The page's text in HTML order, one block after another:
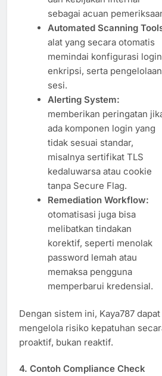
sebagai acuan
Automated Scanning
alat yang secara otomatis
memindai konfigurasi
enkripsi, serta pengelolaan
sesi.
Alerting System:
memberikan peringatan
ada komponen login yang
tidak sesuai standar,
misalnya sertifikat TLS
kedaluwarsa atau cookie
tanpa Secure Flag.
Remediation Workflow:
otomatisasi juga bisa
melibatkan tindakan
korektif, seperti menolak
password lemah atau
memaksa pengguna
memperbarui kredensial.
Dengan sistem ini, Kaya787 dapat
mengelola risiko kepatuhan
proaktif, bukan reaktif.
4. Contoh Compliance Check